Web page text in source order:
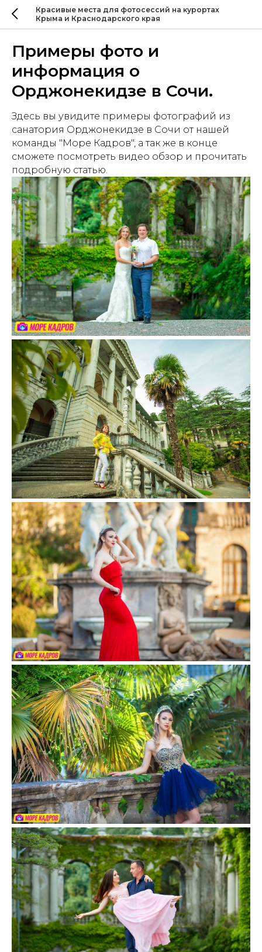
Красивые места для фотосессий на курортах
Крыма и Краснодарского края
Примеры фото и
информация о
Орджонекидзе в Сочи.
Здесь вы увидите примеры фотографий из
санатория Орджонекидзе в Сочи от нашей
команды "Море Кадров", а так же в конце
сможете посмотреть видео обзор и прочитать
подробную статью.